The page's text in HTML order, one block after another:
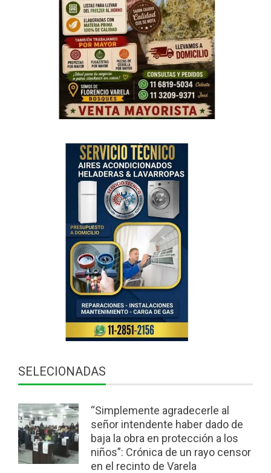
SELECIONADAS
“Simplemente agradecerle al
señor intendente haber dado de
baja la obra en protección a los
niños”: Crónica de un rayo censor
en el recinto de Varela